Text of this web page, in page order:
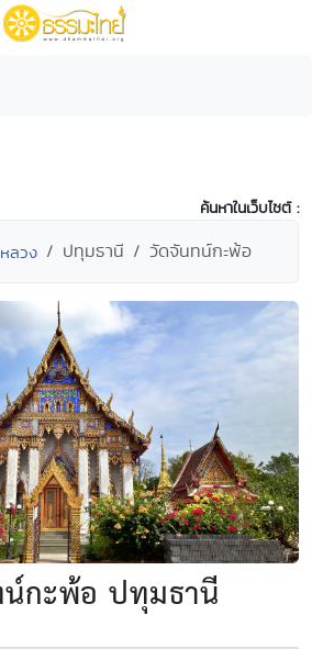
ค้นหาในเว็บไซต์ :
ลวง ปทุมธานี วัดจันทน์กะพ้อ
กะพ้อ ปทุมธานี